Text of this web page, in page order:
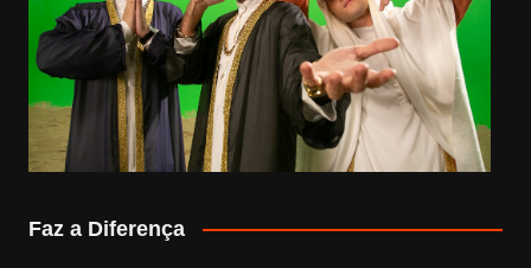
Faz a Diferença